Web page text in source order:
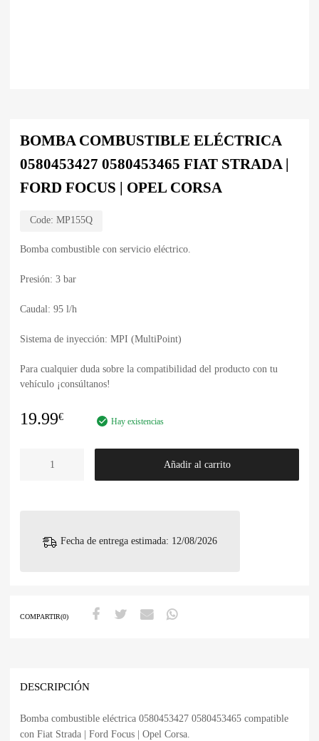
BOMBA COMBUSTIBLE ELÉCTRICA
0580453427 0580453465 FIAT STRADA |
FORD FOCUS | OPEL CORSA
Code: MP155Q
Bomba combustible con servicio eléctrico.
Presión: 3 bar
Caudal: 95 l/h
Sistema de inyección: MPI (MultiPoint)
Para cualquier duda sobre la compatibilidad del producto con tu
vehículo ¡consúltanos!
19.99€ Hay existencias
Añadir al carrito
Fecha de entrega estimada: 12/08/2026
COMPARTIR(0)
DESCRIPCIÓN
Bomba combustible eléctrica 0580453427 0580453465 compatible
con Fiat Strada | Ford Focus | Opel Corsa.